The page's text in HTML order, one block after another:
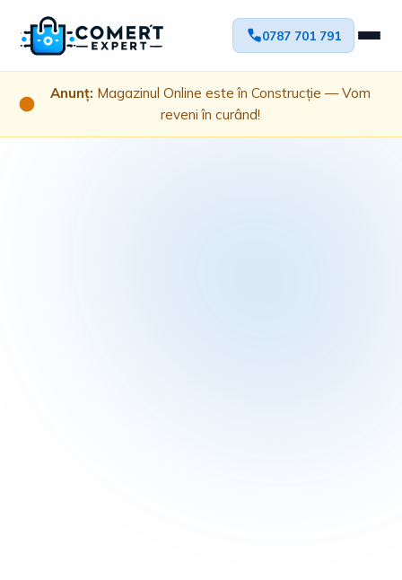
0787 701 791
Anunț: Magazinul Online este în Construcție — Vom
reveni în curând!